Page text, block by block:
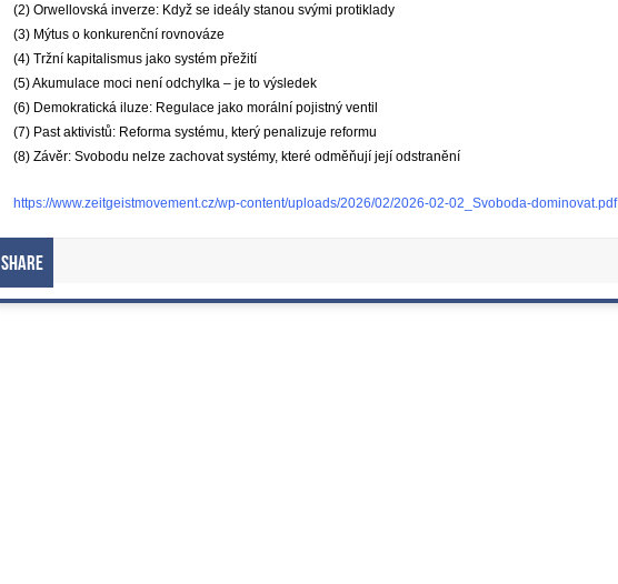
(2) Orwellovská inverze: Když se ideály stanou svými protiklady
(3) Mýtus o konkurenční rovnováze
(4) Tržní kapitalismus jako systém přežití
(5) Akumulace moci není odchylka – je to výsledek
(6) Demokratická iluze: Regulace jako morální pojistný ventil
(7) Past aktivistů: Reforma systému, který penalizuje reformu
(8) Závěr: Svobodu nelze zachovat systémy, které odměňují její odstranění
https://www.zeitgeistmovement.cz/wp-content/uploads/2026/02/2026-02-02_Svoboda-dominovat.pdf
Share